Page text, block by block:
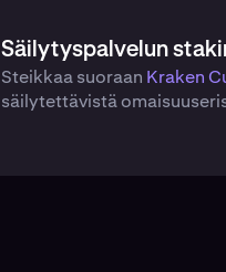
Säilytyspalvelun
Steikkaa suoraan Kraken
säilytettävistä